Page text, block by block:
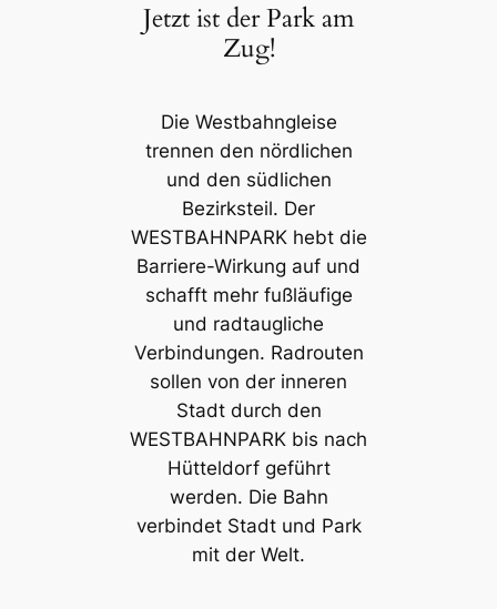
Jetzt ist der Park am
Zug!
Die Westbahngleise
trennen den nördlichen
und den südlichen
Bezirksteil. Der
WESTBAHNPARK hebt die
Barriere-Wirkung auf und
schafft mehr fußläufige
und radtaugliche
Verbindungen. Radrouten
sollen von der inneren
Stadt durch den
WESTBAHNPARK bis nach
Hütteldorf geführt
werden. Die Bahn
verbindet Stadt und Park
mit der Welt.